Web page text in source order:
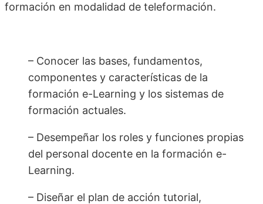
formación en modalidad de teleformación.
– Conocer las bases, fundamentos,
componentes y características de la
formación e-Learning y los sistemas de
formación actuales.
– Desempeñar los roles y funciones propias
del personal docente en la formación e-
Learning.
– Diseñar el plan de acción tutorial,